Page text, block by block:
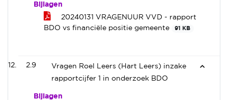
Bijlagen
20240131 VRAGENUUR VVD - rapport
BDO vs financiële positie gemeente
91 KB
2.9
Vragen Roel Leers (Hart Leers) inzake
rapportcijfer 1 in onderzoek BDO
Bijlagen